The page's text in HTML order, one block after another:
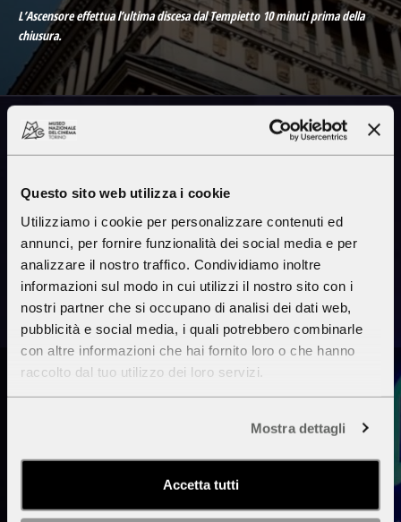
Questo sito web utilizza i cookie
Utilizziamo i cookie per personalizzare contenuti ed
annunci, per fornire funzionalità dei social media e per
analizzare il nostro traffico. Condividiamo inoltre
informazioni sul modo in cui utilizzi il nostro sito con i
nostri partner che si occupano di analisi dei dati web,
pubblicità e social media, i quali potrebbero combinarle
con altre informazioni che hai fornito loro o che hanno
raccolto dal tuo utilizzo dei loro servizi.
Mostra dettagli
Accetta tutti
L’Ascensore effettua l’ultima discesa dal Tempietto 10 minuti prima della
chiusura.
Cinema
Massimo
INFO PROGRAMMA
CINEMA